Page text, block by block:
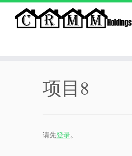
项目8
请先登录。